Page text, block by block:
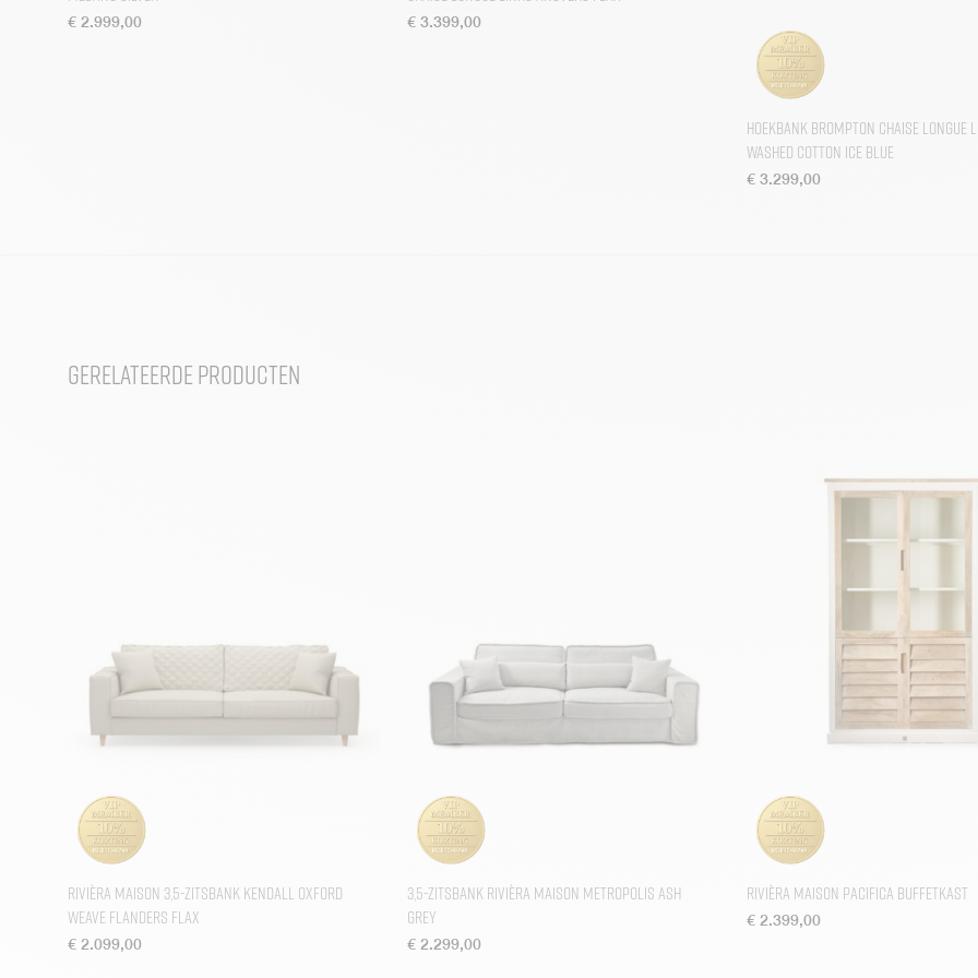
€ 2.999,00 € 3.399,00
Hoekbank Brompton Chaise Longue
Washed Cotton Ice Blue
€ 3.299,00
Gerelateerde producten
Rivièra Maison 3,5-zitsbank Kendall Oxford
Weave Flanders Flax
€ 2.099,00
3,5-zitsbank Rivièra Maison Metropolis Ash
Grey
€ 2.299,00
Rivièra Maison Pacifica Buffetkast
€ 2.399,00